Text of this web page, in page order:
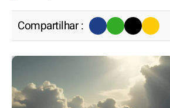
Compartilhar :